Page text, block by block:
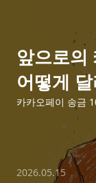
앞으로의
어떻게
카카오페이 송금
2026.05.15